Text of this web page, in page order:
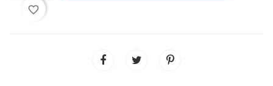
favorite_border